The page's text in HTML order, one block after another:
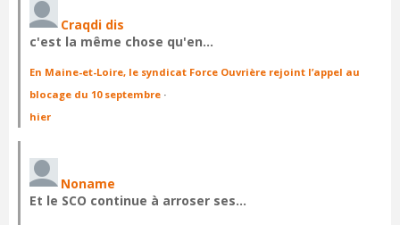
Craqdi dis
c'est la même chose qu'en…
En Maine-et-Loire, le syndicat Force Ouvrière rejoint l’appel au
blocage du 10 septembre ·
hier
Noname
Et le SCO continue à arroser ses…